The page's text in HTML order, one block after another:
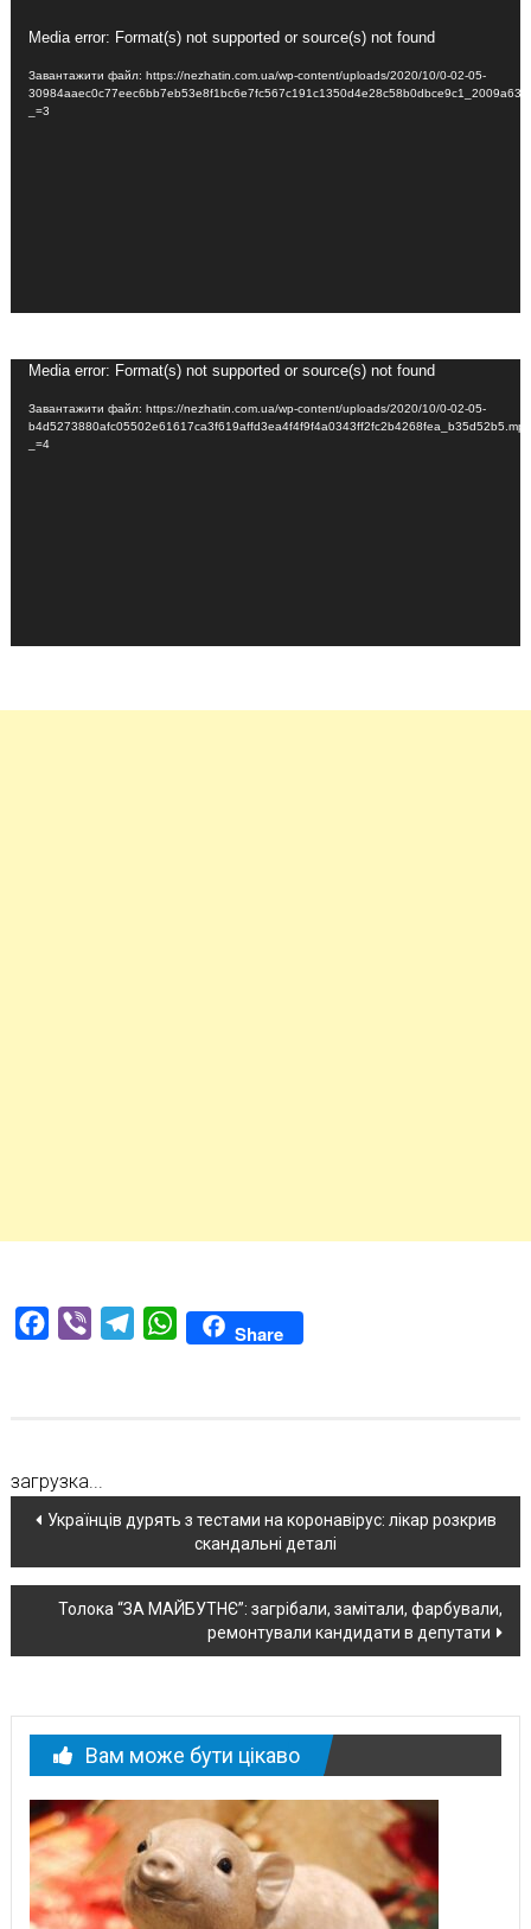
Відеопрогравач
Media error: Format(s) not supported or source(s) not found
Завантажити файл: https://nezhatin.com.ua/wp-content/uploads/2020/10/0-02-05-
_=3
Відеопрогравач
Media error: Format(s) not supported or source(s) not found
Завантажити файл: https://nezhatin.com.ua/wp-content/uploads/2020/10/0-02-05-
_=4
Facebook
Viber TelegramWhatsAppShare
загрузка...
Навігація
по
новині
Українців дурять з тестами на коронавірус: лікар розкрив
скандальні деталі
Толока “ЗА МАЙБУТНЄ”: загрібали, замітали, фарбували,
ремонтували кандидати в депутати
Вам може бути цікаво